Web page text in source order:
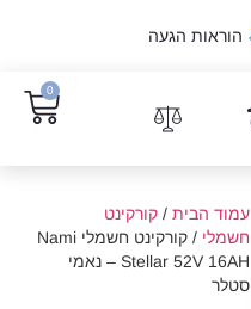
הוראות הגעה
0
עמוד הבית/ קורקינט
חשמלי
/ קורקינט חשמלי Nami
Stellar 52V 16AH – נאמי
סטלר